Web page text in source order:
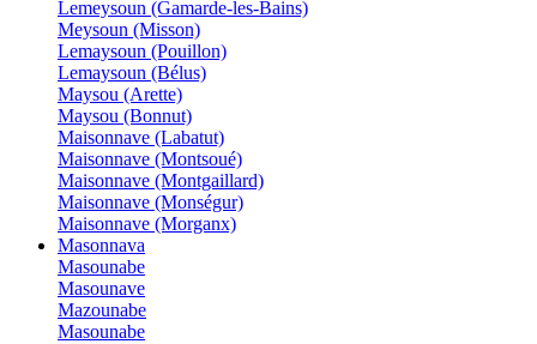
Lemeysoun (Gamarde-les-Bains)
Meysoun (Misson)
Lemaysoun (Pouillon)
Lemaysoun (Bélus)
Maysou (Arette)
Maysou (Bonnut)
Maisonnave (Labatut)
Maisonnave (Montsoué)
Maisonnave (Montgaillard)
Maisonnave (Monségur)
Maisonnave (Morganx)
Masonnava
Masounabe
Masounave
Mazounabe
Masounabe